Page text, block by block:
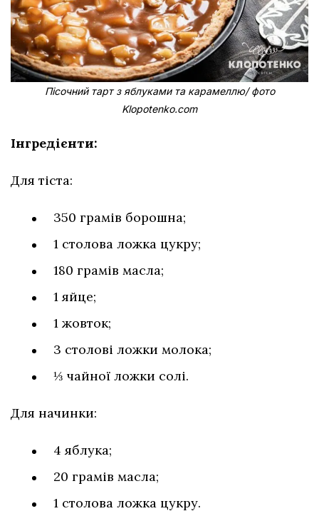
Пісочний тарт з яблуками та карамеллю/ фото
Klopotenko.com
Інгредієнти:
Для тіста:
350 грамів борошна;
1 столова ложка цукру;
180 грамів масла;
1 яйце;
1 жовток;
3 столові ложки молока;
⅓ чайної ложки солі.
Для начинки:
4 яблука;
20 грамів масла;
1 столова ложка цукру.